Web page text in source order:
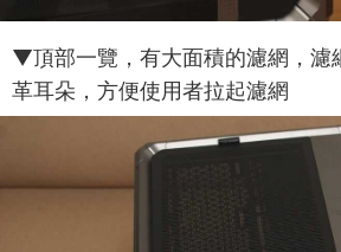
▼頂部一覽，有大面積的濾網，濾
革耳朵，方便使用者拉起濾網